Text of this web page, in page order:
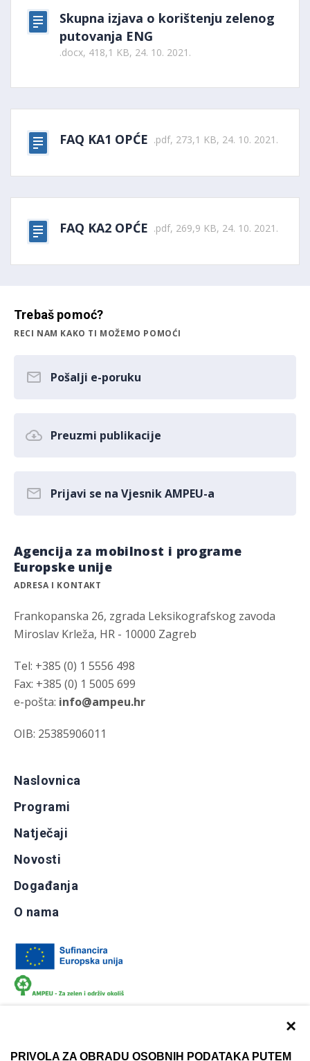
×
PRIVOLA ZA OBRADU OSOBNIH PODATAKA PUTEM
Skupna izjava o korištenju zelenog
putovanja ENG
.docx, 418,1 KB, 24. 10. 2021.
FAQ KA1 OPĆE .pdf, 273,1 KB, 24. 10. 2021.
FAQ KA2 OPĆE .pdf, 269,9 KB, 24. 10. 2021.
Trebaš pomoć?
RECI NAM KAKO TI MOŽEMO POMOĆI
Pošalji e-poruku
Preuzmi publikacije
Prijavi se na Vjesnik AMPEU-a
Agencija za mobilnost i programe
Europske unije
ADRESA I KONTAKT
Frankopanska 26, zgrada Leksikografskog zavoda
Miroslav Krleža, HR - 10000 Zagreb
Tel: +385 (0) 1 5556 498
Fax: +385 (0) 1 5005 699
e-pošta: info@ampeu.hr
OIB: 25385906011
Naslovnica
Programi
Natječaji
Novosti
Događanja
O nama